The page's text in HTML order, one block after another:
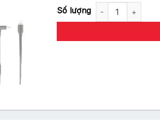
Dây Chuyển Đổi Rode SC15